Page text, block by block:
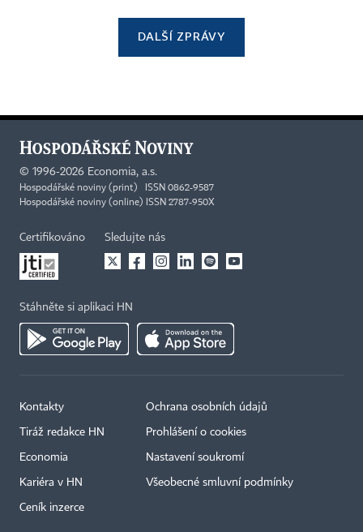
DALŠÍ ZPRÁVY
© 1996-2026 Economia, a.s.
Hospodářské noviny (print) ISSN 0862-9587
Hospodářské noviny (online) ISSN 2787-950X
Certifikováno Sledujte nás
Stáhněte si aplikaci HN
Kontakty
Tiráž redakce HN
Economia
Kariéra v HN
Ceník inzerce
Ochrana osobních údajů
Prohlášení o cookies
Nastavení soukromí
Všeobecné smluvní podmínky